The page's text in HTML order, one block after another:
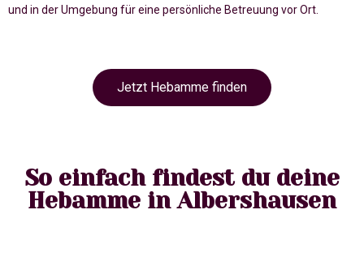
und in der Umgebung für eine persönliche Betreuung vor Ort.
Jetzt Hebamme finden
So einfach findest du deine
Hebamme in Albershausen